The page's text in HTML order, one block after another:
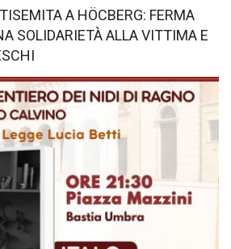
A HÖCBERG: FERMA
SOLIDARIETÀ ALLA VITTIMA E